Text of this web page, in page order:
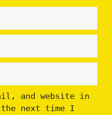
and website in
next time I